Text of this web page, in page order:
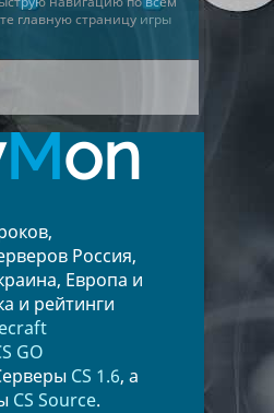
главную страницу игры
Mon
Россия,
Европа и
и рейтинги
GO
CS 1.6, а
CS Source.